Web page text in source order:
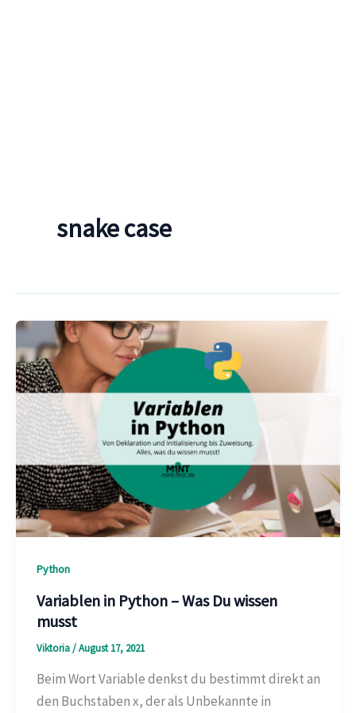
snake case
Python
Variablen in Python – Was Du wissen
musst
Viktoria/August 17, 2021
Beim Wort Variable denkst du bestimmt direkt an
den Buchstaben x, der als Unbekannte in